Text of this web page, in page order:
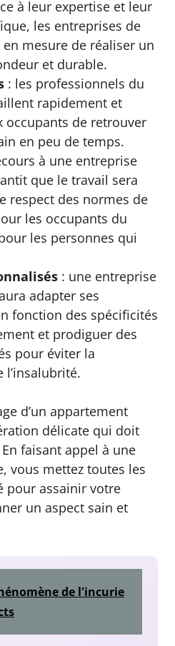
à leur expertise et leur
les entreprises de
mesure de réaliser un
et durable.
: les professionnels du
rapidement et
occupants de retrouver
en peu de temps.
à une entreprise
que le travail sera
respect des normes de
les occupants du
les personnes qui
: une entreprise
adapter ses
fonction des spécificités
et prodiguer des
pour éviter la
l’insalubrité.
d’un appartement
délicate qui doit
faisant appel à une
vous mettez toutes les
pour assainir votre
un aspect sain et
de l'incurie